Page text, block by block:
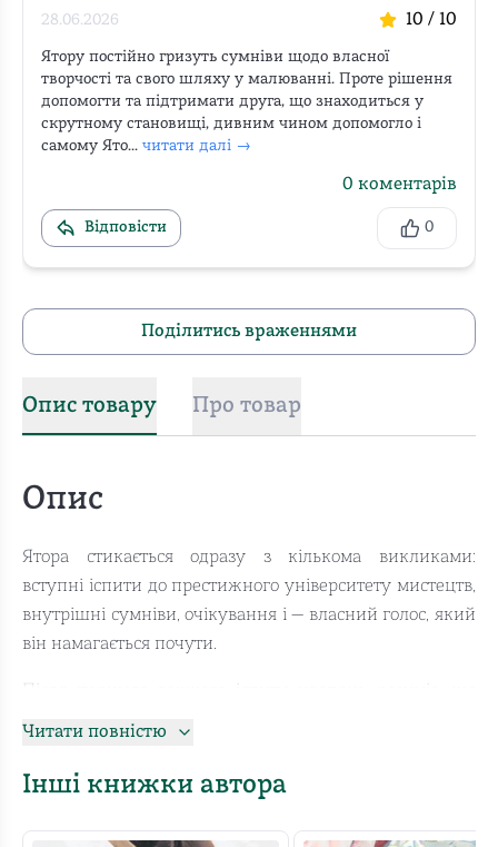
28.06.2026 10 / 10
Ятору постійно гризуть сумніви щодо власної
творчості та свого шляху у малюванні. Проте рішення
допомогти та підтримати друга, що знаходиться у
скрутному становищі, дивним чином допомогло і
самому Ято... читати далі →
0 коментарів
Відповісти 0
Поділитись враженнями
Опис товару Про товар
Опис
Ятора стикається одразу з кількома викликами:
вступні іспити до престижного університету мистецтв,
внутрішні сумніви, очікування і — власний голос, який
він намагається почути.
надто часто малює те, що від нього очікують, а не те,
ставить його перед дилемою: як відкрити себе
з’явитися на полотні, навіть якщо це означає вийти за
Читати повністю
Інші книжки автора